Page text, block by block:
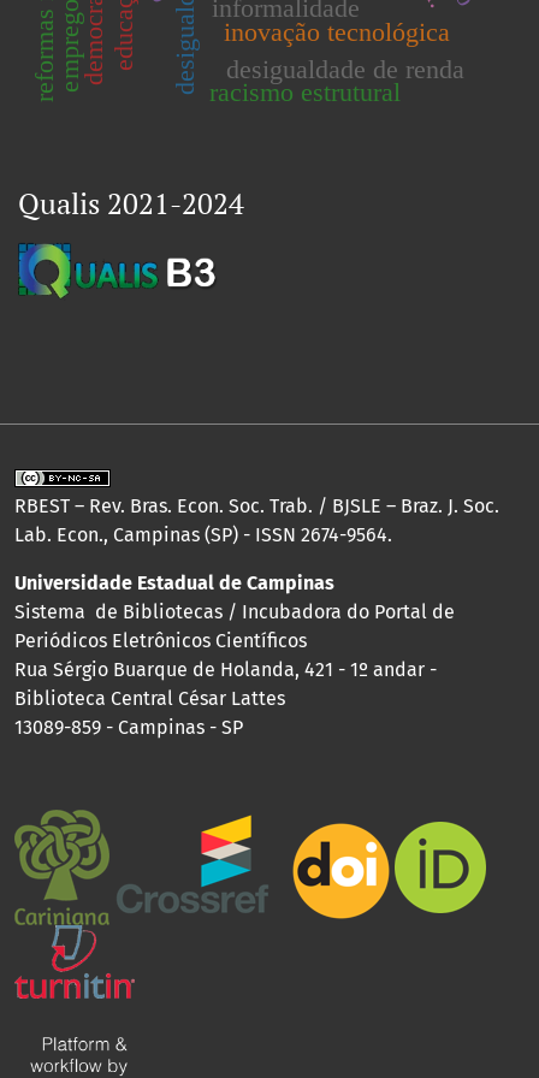
inovação tecnológica
informalidade
desigualdade de renda
educação
racismo estrutural
Qualis 2021-2024
RBEST – Rev. Bras. Econ. Soc. Trab. / BJSLE – Braz. J. Soc.
Lab. Econ., Campinas (SP) - ISSN 2674-9564.
Universidade Estadual de Campinas
Sistema de Bibliotecas / Incubadora do Portal de
Periódicos Eletrônicos Científicos
Rua Sérgio Buarque de Holanda, 421 - 1º andar -
Biblioteca Central César Lattes
13089-859 - Campinas - SP